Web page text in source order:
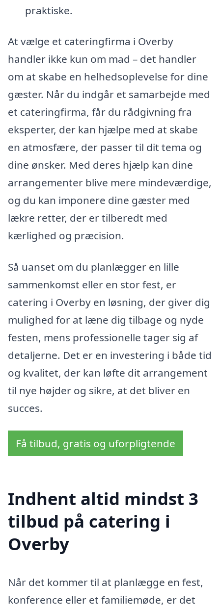
praktiske.
At vælge et cateringfirma i Overby
handler ikke kun om mad – det handler
om at skabe en helhedsoplevelse for dine
gæster. Når du indgår et samarbejde med
et cateringfirma, får du rådgivning fra
eksperter, der kan hjælpe med at skabe
en atmosfære, der passer til dit tema og
dine ønsker. Med deres hjælp kan dine
arrangementer blive mere mindeværdige,
og du kan imponere dine gæster med
lækre retter, der er tilberedt med
kærlighed og præcision.
Så uanset om du planlægger en lille
sammenkomst eller en stor fest, er
catering i Overby en løsning, der giver dig
mulighed for at læne dig tilbage og nyde
festen, mens professionelle tager sig af
detaljerne. Det er en investering i både tid
og kvalitet, der kan løfte dit arrangement
til nye højder og sikre, at det bliver en
succes.
Få tilbud, gratis og uforpligtende
Indhent altid mindst 3
tilbud på catering i
Overby
Når det kommer til at planlægge en fest,
konference eller et familiemøde, er det